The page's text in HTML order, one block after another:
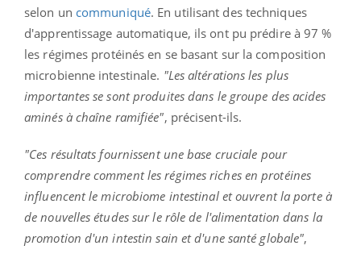
selon un communiqué. En utilisant des techniques
d'apprentissage automatique, ils ont pu prédire à 97 %
les régimes protéinés en se basant sur la composition
microbienne intestinale. "Les altérations les plus
importantes se sont produites dans le groupe des acides
aminés à chaîne ramifiée", précisent-ils.
"Ces résultats fournissent une base cruciale pour
comprendre comment les régimes riches en protéines
influencent le microbiome intestinal et ouvrent la porte à
de nouvelles études sur le rôle de l'alimentation dans la
promotion d'un intestin sain et d'une santé globale",